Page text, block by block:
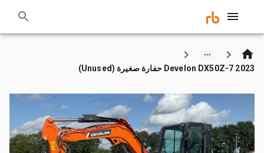
2023 Develon DX50Z-7 حفارة صغيرة (Unused)